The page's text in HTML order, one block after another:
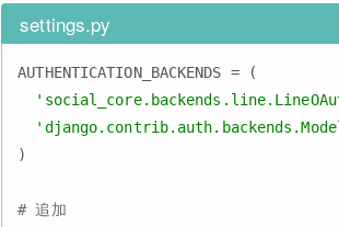
settings.py
AUTHENTICATION_BACKENDS = (
)
# 追加